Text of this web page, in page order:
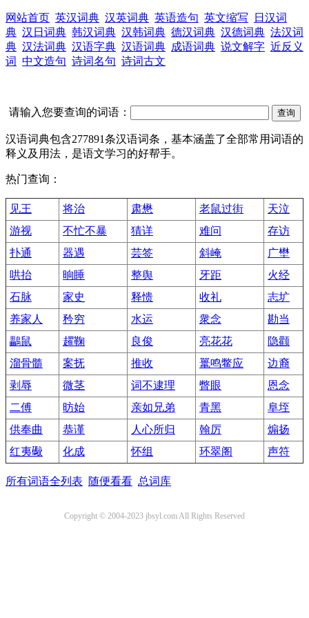
网站首页 英汉词典 汉英词典 英语造句 英文缩写
日汉词
典 汉日词典 韩汉词典 汉韩词典 德汉词典 汉德词典 法汉词
典 汉法词典 汉语字典 汉语词典 成语词典 说文解字 近反义
词 中文造句 诗词名句 诗词古文
请输入您要查询的词语：
汉语词典包含277891条汉语词条，基本涵盖了全部常用词语的
释义及用法，是语文学习的好帮手。
热门查询：
见王 将治 肃懋 老鼠过街
天泣
游视
不忙不暴 猜详 难问
存访
扑通
器遇 芸签 斜崦
广壄
哄抬
晌睡 整舆 牙距
火经
石脉
家史 释愦 收礼
志圹
养家人
矜穷 水运 衆念
勘当
鸓鼠
趯鞠 良俊 亮花花
隐颧
溜骨髓
案抚 推收 鼍鸣鳖应
边裔
剥辱
微茎 词不逮理 瞥眼
恩念
二傅
昉始 亲如兄弟 青黑
阜垤
供奉曲
恭谨 人心所归 翰厉
煽扬
红夷礮
化成 怀组 环翠阁 声符
所有词语全列表 随便看看 总词库
Copyright © 2004-2023 jbsyl.com All Rights Reserved